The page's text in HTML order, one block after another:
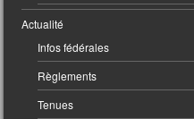
Actualité
Infos fédérales
Règlements
Tenues